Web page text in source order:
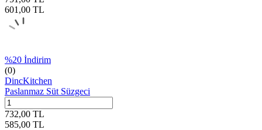
601,00 TL
%20 İndirim
(0)
DincKitchen
Paslanmaz Süt Süzgeci
732,00 TL
585,00 TL